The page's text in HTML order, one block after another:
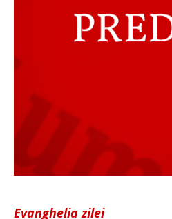
Evanghelia zilei